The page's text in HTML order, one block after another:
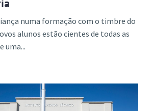
numa formação com o timbre do
alunos estão cientes de todas as
uma...